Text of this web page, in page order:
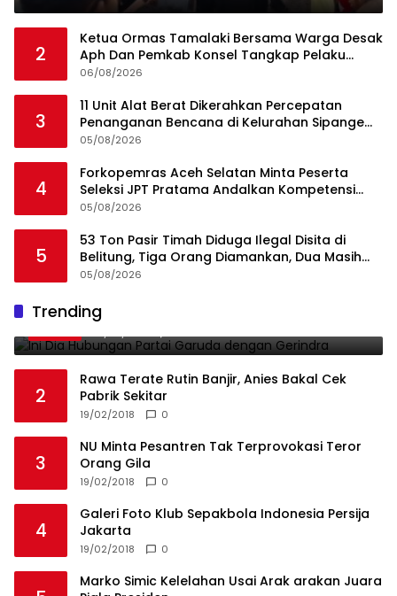
2
Ketua Ormas Tamalaki Bersama Warga Desak
Aph Dan Pemkab Konsel Tangkap Pelaku
Angkut Cangkang Sawit Overload, Truk PT KAP
06/08/2026
3
11 Unit Alat Berat Dikerahkan Percepatan
Penanganan Bencana di Kelurahan Sipange
Kecamatan Tukka
05/08/2026
4
Forkopemras Aceh Selatan Minta Peserta
Seleksi JPT Pratama Andalkan Kompetensi
dan Integritas, Bukan Kedekatan
05/08/2026
5
53 Ton Pasir Timah Diduga Ilegal Disita di
Belitung, Tiga Orang Diamankan, Dua Masih
Diburu
05/08/2026
Trending
1
Gerindra
19/02/2018 0
2
Rawa Terate Rutin Banjir, Anies Bakal Cek
Pabrik Sekitar
19/02/2018 0
3
NU Minta Pesantren Tak Terprovokasi Teror
Orang Gila
19/02/2018 0
4
Galeri Foto Klub Sepakbola Indonesia Persija
Jakarta
19/02/2018 0
Marko Simic Kelelahan Usai Arak arakan Juara